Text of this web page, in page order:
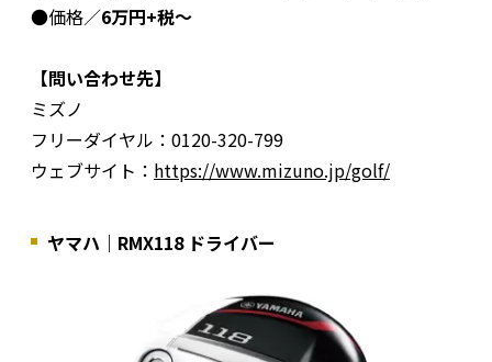
●価格／6万円+税～
【問い合わせ先】
ミズノ
フリーダイヤル：0120-320-799
ウェブサイト： https://www.mizuno.jp/golf/
ヤマハ｜RMX118 ドライバー